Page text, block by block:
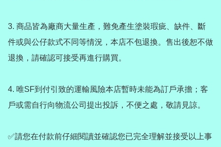
3. 商品皆為廠商大量生產，難免產生塗裝瑕疵、缺件、斷
件或與公仔款式不同等情況，本店不包退換。售出後恕不做
退換，請確認可接受再進行購買。
4. 唯SF到付引致的運輸風險本店暫時未能為訂戶承擔；客
戶或需自行向物流公司提出投訴，不便之處，敬請見諒。
✅請您在付款前仔細閱讀並確認您已完全理解並接受以上事